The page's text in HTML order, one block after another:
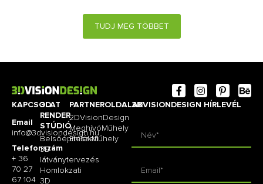
TUDJ MEG TÖBBET
KAPCSOLAT
Email
info@3dvisiondesign.hu
Telefonszám
+ 36
70 27
67 104
3D
RENDER
STÚDIÓ
Belsőépítészeti
3D
látványtervezés
Homlokzati
3D
PARTNEROLDALAK
2DVisionDesign
MeghívóMűhely
EmlékMűhely
3DVISIONDESIGN HÍRLEVÉL